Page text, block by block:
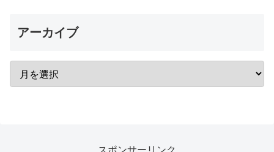
アーカイブ
スポンサーリンク